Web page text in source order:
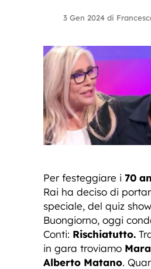
3 Gen 2024 di
Per festeggiare i 70
Rai ha deciso di
speciale, del quiz
Buongiorno, oggi
Conti: Rischiatutto.
in gara troviamo
Alberto Matano.